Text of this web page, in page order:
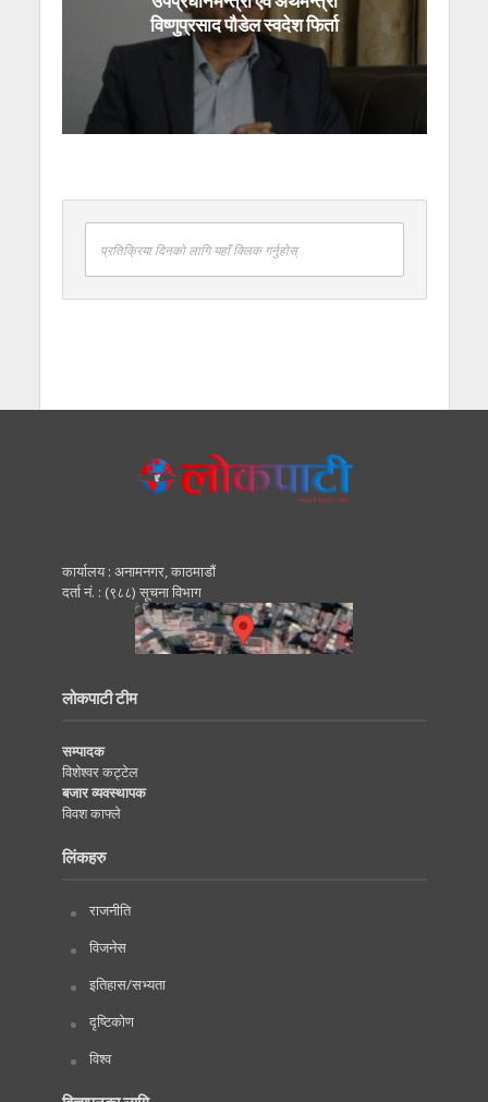
विष्णुप्रसाद पौडेल स्वदेश फिर्ता
प्रतिक्रिया दिनको लागि यहाँ क्लिक गर्नुहोस्
कार्यालय : अनामनगर, काठमाडाैं
दर्ता नं. : (९८८) सूचना विभाग
लोकपाटी टीम
सम्पादक
विशेश्वर कट्टेल
बजार व्यवस्थापक
विवश काफ्ले
लिंकहरु
राजनीति
विजनेस
इतिहास/सभ्यता
दृष्टिकोण
विश्व